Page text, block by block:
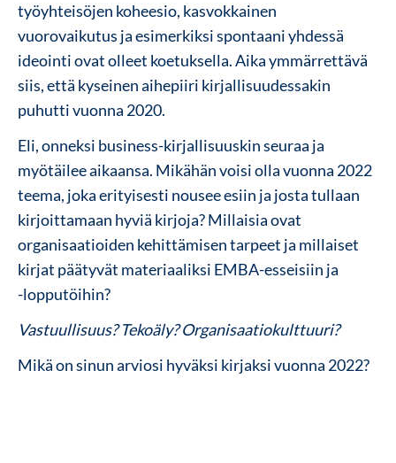
työyhteisöjen koheesio, kasvokkainen
vuorovaikutus ja esimerkiksi spontaani yhdessä
ideointi ovat olleet koetuksella. Aika ymmärrettävä
siis, että kyseinen aihepiiri kirjallisuudessakin
puhutti vuonna 2020.
Eli, onneksi business-kirjallisuuskin seuraa ja
myötäilee aikaansa. Mikähän voisi olla vuonna 2022
teema, joka erityisesti nousee esiin ja josta tullaan
kirjoittamaan hyviä kirjoja? Millaisia ovat
organisaatioiden kehittämisen tarpeet ja millaiset
kirjat päätyvät materiaaliksi EMBA-esseisiin ja
-lopputöihin?
Vastuullisuus? Tekoäly? Organisaatiokulttuuri?
Mikä on sinun arviosi hyväksi kirjaksi vuonna 2022?